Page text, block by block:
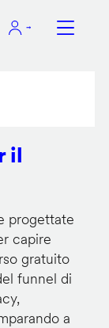
il
progettate
capire
gratuito
funnel di
a